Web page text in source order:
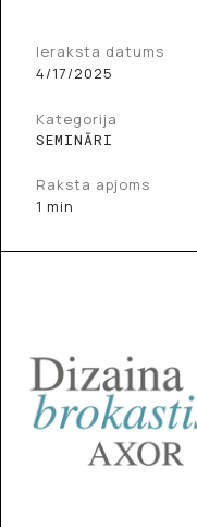
Ieraksta datums
4/17/2025
Kategorija
SEMINĀRI
Raksta apjoms
1 min